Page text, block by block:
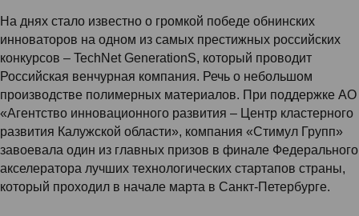
На днях стало известно о громкой победе обнинских
инноваторов на одном из самых престижных российских
конкурсов – TechNet GenerationS, который проводит
Российская венчурная компания. Речь о небольшом
производстве полимерных материалов. При поддержке АО
«Агентство инновационного развития – Центр кластерного
развития Калужской области», компания «Стимул Групп»
завоевала один из главных призов в финале Федерального
акселератора лучших технологических стартапов страны,
который проходил в начале марта в Санкт-Петербурге.